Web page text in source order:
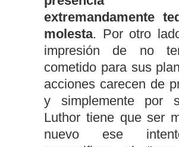
extremandamente
molesta. Por otro
impresión de no
cometido para sus
acciones carecen de
y simplemente por
Luthor tiene que ser
nuevo ese